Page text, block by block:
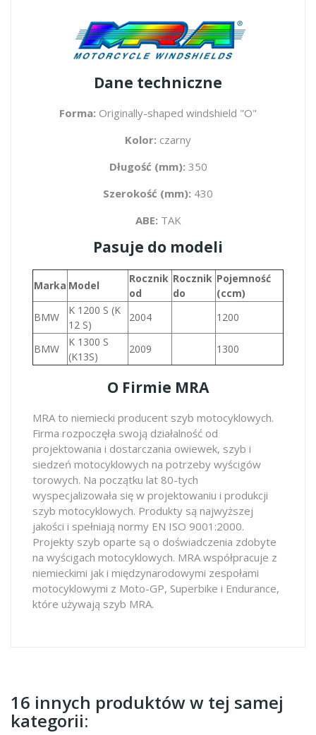
Dane techniczne
Forma: Originally-shaped windshield "O"
Kolor: czarny
Długość (mm): 350
Szerokość (mm): 430
ABE: TAK
Pasuje do modeli
Marka Model
Rocznik
od
Rocznik
do
Pojemność
(ccm)
BMW
K 1200 S (K
12 S)
2004 1200
BMW
K 1300 S
(K13S)
2009 1300
O Firmie MRA
MRA to niemiecki producent szyb motocyklowych.
Firma rozpoczęła swoją działalność od
projektowania i dostarczania owiewek, szyb i
siedzeń motocyklowych na potrzeby wyścigów
torowych. Na początku lat 80-tych
wyspecjalizowała się w projektowaniu i produkcji
szyb motocyklowych. Produkty są najwyższej
jakości i spełniają normy EN ISO 9001:2000.
Projekty szyb oparte są o doświadczenia zdobyte
na wyścigach motocyklowych. MRA współpracuje z
niemieckimi jak i międzynarodowymi zespołami
motocyklowymi z Moto-GP, Superbike i Endurance,
które używają szyb MRA.
16 innych produktów w tej samej
kategorii: